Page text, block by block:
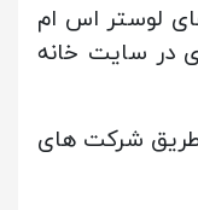
لوستر اس ام
در سایت خانه
طریق شرکت های